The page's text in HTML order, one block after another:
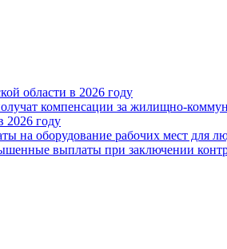
области в 2026 году
компенсации за жилищно-
2026 году
на оборудование рабочих мест для
выплаты при заключении